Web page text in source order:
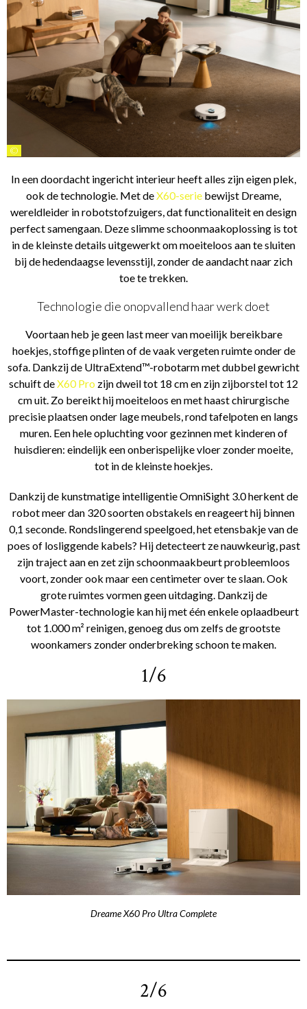
©
In een doordacht ingericht interieur heeft alles zijn eigen plek,
ook de technologie. Met deX60-serie bewijst Dreame,
wereldleider in robotstofzuigers, dat functionaliteit en design
perfect samengaan. Deze slimme schoonmaakoplossing is tot
in de kleinste details uitgewerkt om moeiteloos aan te sluiten
bij de hedendaagse levensstijl, zonder de aandacht naar zich
toe te trekken.
Technologie die onopvallend haar werk doet
Voortaan heb je geen last meer van moeilijk bereikbare
hoekjes, stoffige plinten of de vaak vergeten ruimte onder de
sofa. Dankzij de UltraExtend™-robotarm met dubbel gewricht
schuift deX60 Pro zijn dweil tot 18 cm en zijn zijborstel tot 12
cm uit. Zo bereikt hij moeiteloos en met haast chirurgische
precisie plaatsen onder lage meubels, rond tafelpoten en langs
muren. Een hele opluchting voor gezinnen met kinderen of
huisdieren: eindelijk een onberispelijke vloer zonder moeite,
tot in de kleinste hoekjes.
Dankzij de kunstmatige intelligentie OmniSight 3.0 herkent de
robot meer dan 320 soorten obstakels en reageert hij binnen
0,1 seconde. Rondslingerend speelgoed, het etensbakje van de
poes of losliggende kabels? Hij detecteert ze nauwkeurig, past
zijn traject aan en zet zijn schoonmaakbeurt probleemloos
voort, zonder ook maar een centimeter over te slaan. Ook
grote ruimtes vormen geen uitdaging. Dankzij de
PowerMaster-technologie kan hij met één enkele oplaadbeurt
tot 1.000 m² reinigen, genoeg dus om zelfs de grootste
woonkamers zonder onderbreking schoon te maken.
1/6
Dreame X60 Pro Ultra Complete
2/6